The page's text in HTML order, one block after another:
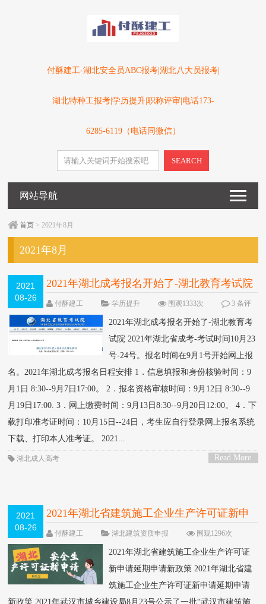
付酥建工-湖北安全员ABC报考|湖北八大员报考|
湖北特种工报考|学历提升|职称评审|电话173-
6285-6119（电话同微信）
SEARCH
网站导航
首页 > 2021年8月
2021年8月
2021
08-26
2021年湖北成考报名开始了-湖北教育考试院
NEW
付酥建工 学历提升 围观1333次
3 条评
论
2021年湖北成考报名开始了-湖北教育考
试院 2021年湖北省成考-考试时间10月23
号-24号。报名时间在9月1号开始网上报
名。2021年湖北成考报名日程安排 1．信息填报和身份核验时间：9
月1日 8:30--9月7日17:00。 2．报名资格审核时间：9月12日 8:30--9
月19日17:00. 3．网上缴费时间：9月13日8:30--9月20日12:00。 4．下
载打印准考证时间：10月15日--24日，考生应自行登录网上报名系统
下载、打印本人准考证。 2021...
Read More
湖北成人高考
2021
08-26
2021年湖北省建筑施工企业生产许可证新申
请延期申请新政策 NEW
付酥建工 湖北建筑资质申报
围观1296次
2 条评论
2021年湖北省建筑施工企业生产许可证
新申请延期申请新政策 2021年湖北省建
筑施工企业生产许可证新申请延期申请
新政策 2021年武汉市城乡建设局8月23号公示了一批“武汉市建筑施